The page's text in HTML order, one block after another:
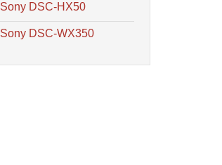
Sony DSC-HX50
Sony DSC-WX350